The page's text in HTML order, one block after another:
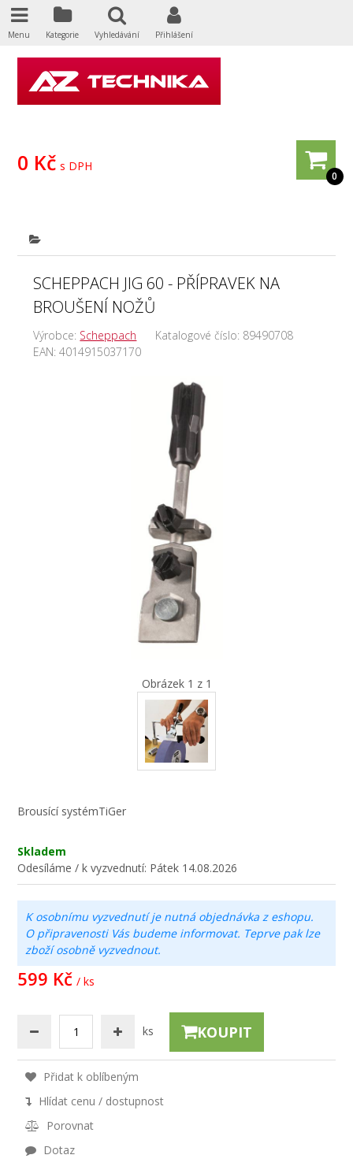
0
0 Kč s DPH
SCHEPPACH JIG 60 - PŘÍPRAVEK NA
BROUŠENÍ NOŽŮ
Výrobce: Scheppach Katalogové číslo: 89490708
EAN:4014915037170
Obrázek 1 z 1
Brousící systémTiGer
Skladem
Odesíláme / k vyzvednutí: Pátek 14.08.2026
K osobnímu vyzvednutí je nutná objednávka z eshopu.
O připravenosti Vás budeme informovat. Teprve pak lze
zboží osobně vyzvednout.
599 Kč / ks
ks KOUPIT
Přidat k oblíbeným
Hlídat cenu / dostupnost
Porovnat
Dotaz
Menu Kategorie Vyhledávání Přihlášení